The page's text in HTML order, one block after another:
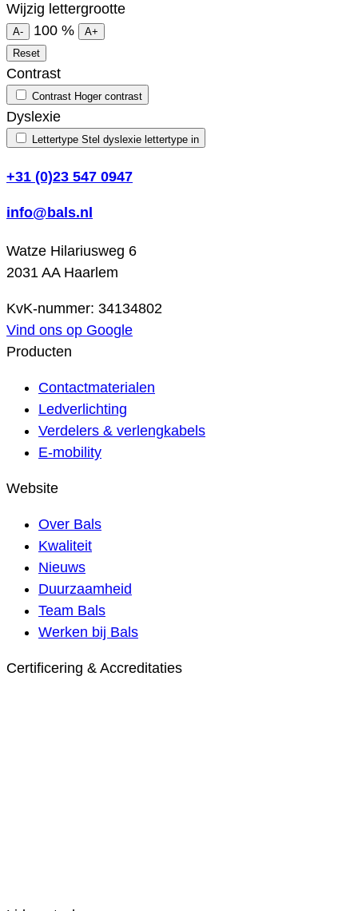
Wijzig lettergrootte
A- 100 %
A+
Reset
Contrast
Contrast Hoger contrast
Dyslexie
Lettertype Stel dyslexie lettertype in
+31 (0)23 547 0947
info@bals.nl
Watze Hilariusweg 6
2031 AA Haarlem
KvK-nummer: 34134802
Vind ons op Google
Producten
Contactmaterialen
Ledverlichting
Verdelers & verlengkabels
E-mobility
Website
Over Bals
Kwaliteit
Nieuws
Duurzaamheid
Team Bals
Werken bij Bals
Certificering & Accreditaties